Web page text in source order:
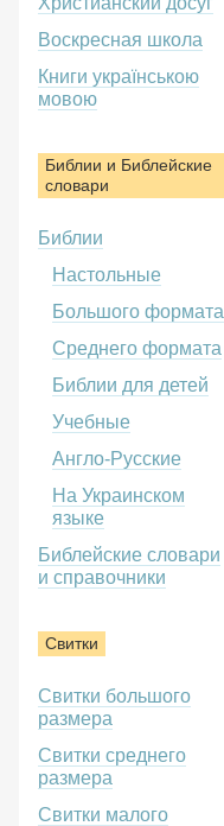
Воскресная школа
Книги українською
мовою
Библии и Библейские
словари
Библии
Настольные
Большого формата
Среднего формата
Библии для детей
Учебные
Англо-Русские
На Украинском
языке
Библейские словари
и справочники
Свитки
Свитки большого
размера
Свитки среднего
размера
Свитки малого